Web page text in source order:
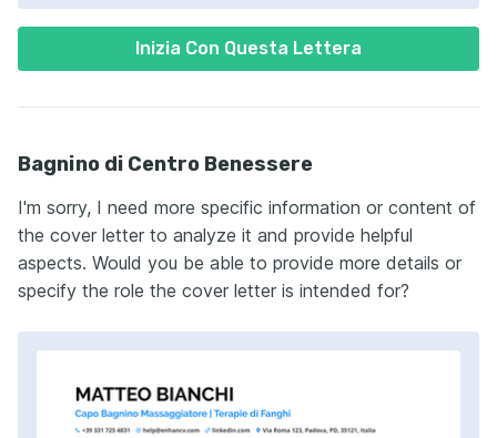
Inizia Con Questa Lettera
Bagnino di Centro Benessere
I'm sorry, I need more specific information or content of
the cover letter to analyze it and provide helpful
aspects. Would you be able to provide more details or
specify the role the cover letter is intended for?